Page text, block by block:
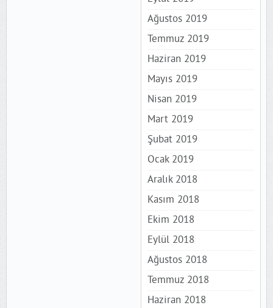
Ağustos 2019
Temmuz 2019
Haziran 2019
Mayıs 2019
Nisan 2019
Mart 2019
Şubat 2019
Ocak 2019
Aralık 2018
Kasım 2018
Ekim 2018
Eylül 2018
Ağustos 2018
Temmuz 2018
Haziran 2018